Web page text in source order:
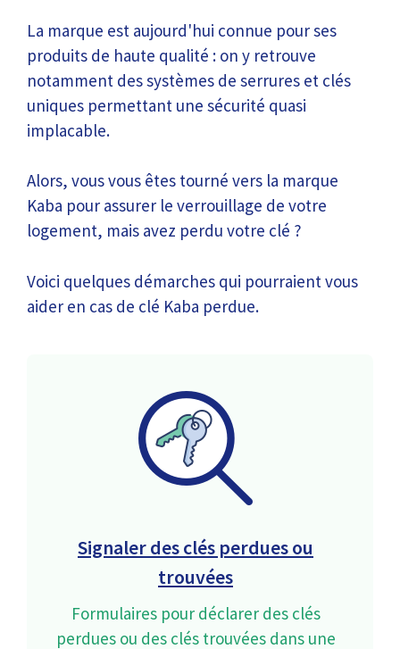
La marque est aujourd'hui connue pour ses
produits de haute qualité : on y retrouve
notamment des systèmes de serrures et clés
uniques permettant une sécurité quasi
implacable.
Alors, vous vous êtes tourné vers la marque
Kaba pour assurer le verrouillage de votre
logement, mais avez perdu votre clé ?
Voici quelques démarches qui pourraient vous
aider en cas de clé Kaba perdue.
Signaler des clés perdues ou
trouvées
Formulaires pour déclarer des clés
perdues ou des clés trouvées dans une